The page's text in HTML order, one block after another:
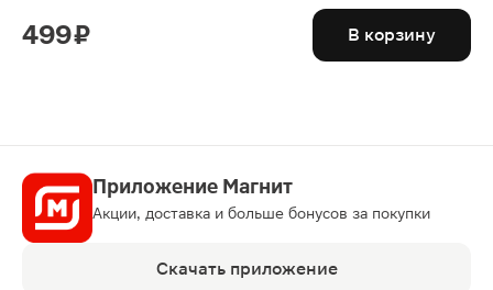
499 ₽ В корзину
Приложение Магнит
Акции, доставка и больше бонусов за покупки
Скачать приложение